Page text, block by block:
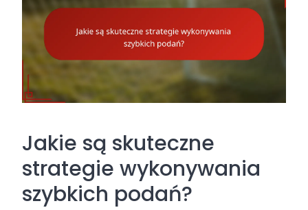
Jakie są skuteczne
strategie wykonywania
szybkich podań?